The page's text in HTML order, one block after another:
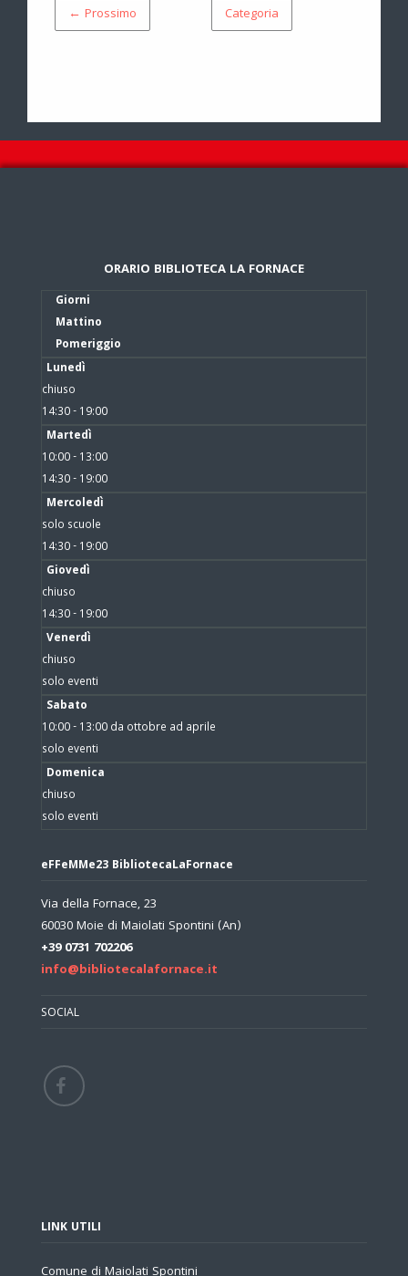
← Prossimo Categoria
ORARIO BIBLIOTECA LA FORNACE
Giorni
Mattino
Pomeriggio
Lunedì
chiuso
14:30 - 19:00
Martedì
10:00 - 13:00
14:30 - 19:00
Mercoledì
solo scuole
14:30 - 19:00
Giovedì
chiuso
14:30 - 19:00
Venerdì
chiuso
solo eventi
Sabato
10:00 - 13:00 da ottobre ad aprile
solo eventi
Domenica
chiuso
solo eventi
eFFeMMe23 BibliotecaLaFornace
Via della Fornace, 23
60030 Moie di Maiolati Spontini (An)
+39 0731 702206
info@bibliotecalafornace.it
SOCIAL
LINK UTILI